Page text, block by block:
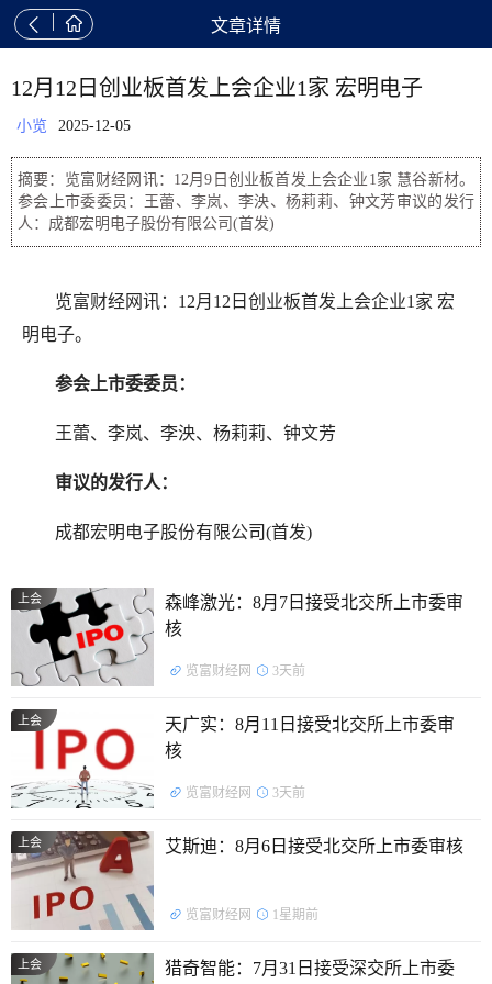
  文章详情
12月12日创业板首发上会企业1家 宏明电子
小览 2025-12-05
摘要：览富财经网讯：12月9日创业板首发上会企业1家 慧谷新材。
参会上市委委员：王蕾、李岚、李泱、杨莉莉、钟文芳审议的发行
人：成都宏明电子股份有限公司(首发)
览富财经网讯：12月12日创业板首发上会企业1家 宏
明电子。
参会上市委委员：
王蕾、李岚、李泱、杨莉莉、钟文芳
审议的发行人：
成都宏明电子股份有限公司(首发)
上会
森峰激光：8月7日接受北交所上市委审
核
览富财经网 3天前
上会
天广实：8月11日接受北交所上市委审
核
览富财经网 3天前
上会 艾斯迪：8月6日接受北交所上市委审核
览富财经网 1星期前
上会 猎奇智能：7月31日接受深交所上市委